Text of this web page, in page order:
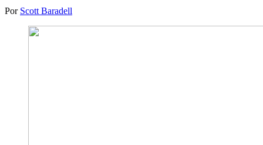
Por Scott Baradell